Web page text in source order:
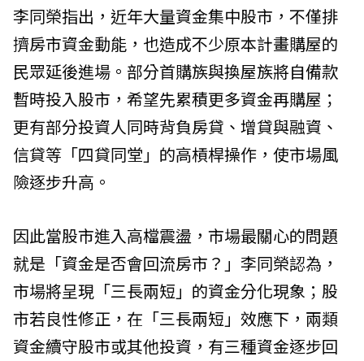
李同榮指出，近年大量資金集中股市，不僅排
擠房市資金動能，也造成不少原本計畫購屋的
民眾延後進場。部分首購族與換屋族將自備款
暫時投入股市，希望先累積更多資金再購屋；
更有部分投資人同時背負房貸、增貸與融資、
信貸等「四貸同堂」的高槓桿操作，使市場風
險逐步升高。
因此當股市進入高檔震盪，市場最關心的問題
就是「資金是否會回流房市？」李同榮認為，
市場將呈現「三長兩短」的資金分化現象；股
市若良性修正，在「三長兩短」效應下，兩類
資金續守股市或其他投資，有三種資金逐步回